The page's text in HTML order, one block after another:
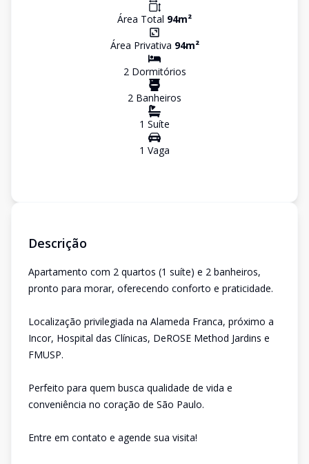
Área Total 94m²
Área Privativa 94m²
2Dormitórios
2 Banheiros
1 Suíte
1 Vaga
Descrição
Apartamento com 2 quartos (1 suíte) e 2 banheiros,
pronto para morar, oferecendo conforto e praticidade.
Localização privilegiada na Alameda Franca, próximo a
Incor, Hospital das Clínicas, DeROSE Method Jardins e
FMUSP.
Perfeito para quem busca qualidade de vida e
conveniência no coração de São Paulo.
Entre em contato e agende sua visita!